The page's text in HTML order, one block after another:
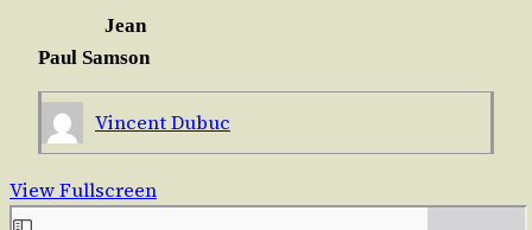
Jean
Paul Samson
Vincent Dubuc
View Fullscreen